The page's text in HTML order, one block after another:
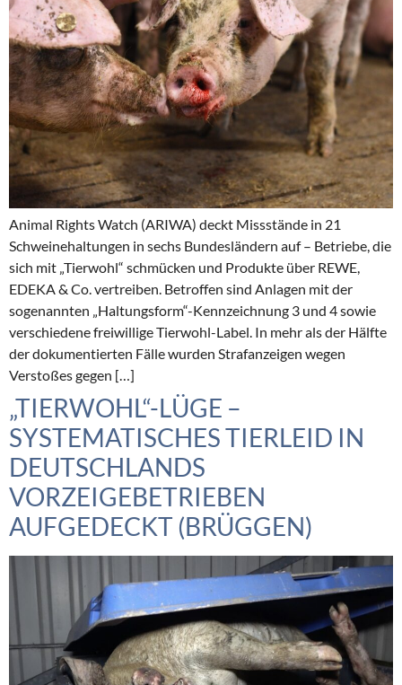
Animal Rights Watch (ARIWA) deckt Missstände in 21
Schweinehaltungen in sechs Bundesländern auf – Betriebe, die
sich mit „Tierwohl“ schmücken und Produkte über REWE,
EDEKA & Co. vertreiben. Betroffen sind Anlagen mit der
sogenannten „Haltungsform“-Kennzeichnung 3 und 4 sowie
verschiedene freiwillige Tierwohl-Label. In mehr als der Hälfte
der dokumentierten Fälle wurden Strafanzeigen wegen
Verstoßes gegen […]
„TIERWOHL“-LÜGE –
SYSTEMATISCHES TIERLEID IN
DEUTSCHLANDS
VORZEIGEBETRIEBEN
AUFGEDECKT (BRÜGGEN)